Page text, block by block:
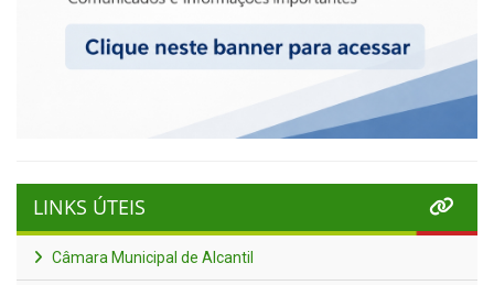
LINKS ÚTEIS
Câmara Municipal de Alcantil